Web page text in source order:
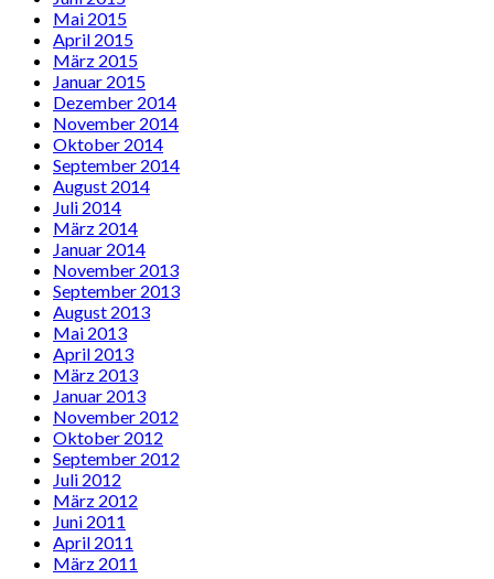
Mai 2015
April 2015
März 2015
Januar 2015
Dezember 2014
November 2014
Oktober 2014
September 2014
August 2014
Juli 2014
März 2014
Januar 2014
November 2013
September 2013
August 2013
Mai 2013
April 2013
März 2013
Januar 2013
November 2012
Oktober 2012
September 2012
Juli 2012
März 2012
Juni 2011
April 2011
März 2011